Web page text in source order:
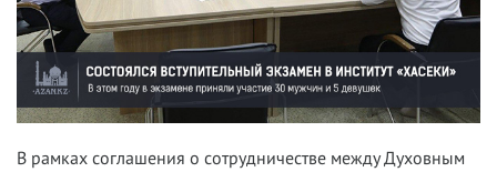
В рамках соглашения о сотрудничестве между Духовным